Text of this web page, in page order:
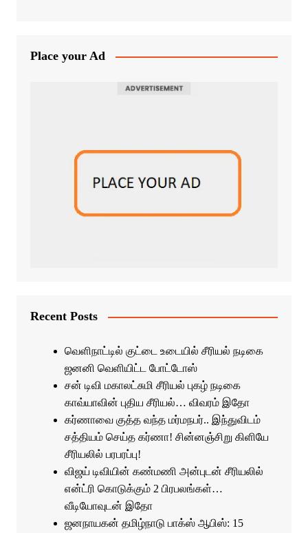
Place your Ad
Recent Posts
வெளிநாட்டில் குட்டை உடையில் சீரியல் நடிகை
ஜனனி வெளியிட்ட போட்டோஸ்
சன் டிவி மகாலட்சுமி சீரியல் புகழ் நடிகை
காவ்யாவின் புதிய சீரியல்… விவரம் இதோ
கர்ணாவை குத்த வந்த மர்மநபர்.. இந்துவிடம்
சத்தியம் செய்த கர்ணா! சின்னஞ்சிறு கிளியே
சீரியலில் பரபரப்பு!
விஜய் டிவியின் கண்மணி அன்புடன் சீரியலில்
என்ட்ரி கொடுக்கும் 2 பிரபலங்கள்…
வீடியோவுடன் இதோ
ஜனநாயகன் தமிழ்நாடு பாக்ஸ் ஆபிஸ்: 15